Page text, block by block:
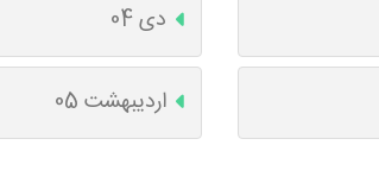
دی 04
اردیبهشت 05